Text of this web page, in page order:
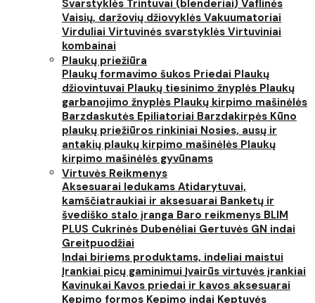
Svarstyklės Trintuvai (blenderiai) Vaflinės
Vaisių, daržovių džiovyklės Vakuumatoriai
Virduliai Virtuvinės svarstyklės Virtuviniai
kombainai
Plaukų priežiūra
Plaukų formavimo šukos Priedai Plaukų
džiovintuvai Plaukų tiesinimo žnyplės Plaukų
garbanojimo žnyplės Plaukų kirpimo mašinėlės
Barzdaskutės Epiliatoriai Barzdakirpės Kūno
plaukų priežiūros rinkiniai Nosies, ausų ir
antakių plaukų kirpimo mašinėlės Plaukų
kirpimo mašinėlės gyvūnams
Virtuvės Reikmenys
Aksesuarai ledukams Atidarytuvai,
kamščiatraukiai ir aksesuarai Banketų ir
švediško stalo įranga Baro reikmenys BLIM
PLUS Cukrinės Dubenėliai Gertuvės GN indai
Greitpuodžiai
Indai biriems produktams, indeliai maistui
Įrankiai picų gaminimui Įvairūs virtuvės įrankiai
Kavinukai Kavos priedai ir kavos aksesuarai
Kepimo formos Kepimo indai Keptuvės